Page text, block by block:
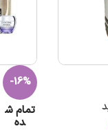
-16%
تمام ش
ده